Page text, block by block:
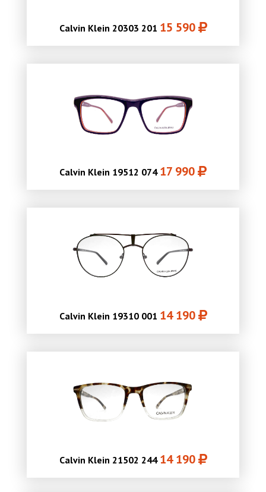
Calvin Klein 20303 201 15 590
Calvin Klein 19512 074 17 990
Calvin Klein 19310 001 14 190
Calvin Klein 21502 244 14 190